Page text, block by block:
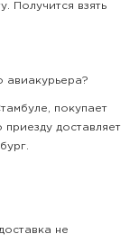
Получится взять
авиакурьера?
покупает
доставляет
не